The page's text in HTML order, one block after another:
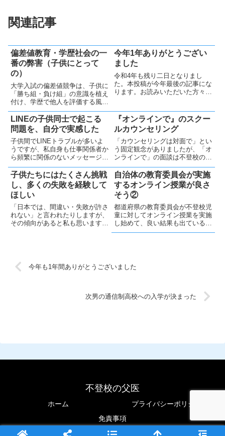
関連記事
偏差値教育・学歴社会の一
番の弊害（子供にとって
の）
大学入試の偏差値競争は、子供に
「勝ち組・負け組」の意識を植え
付け、学歴で他人を評価する風潮
や自己肯定感の低下を招きます。
過度な競争を避け、テストの結果
を「ホドホドに褒める」くらいが
良いと思っています
今年1年ありがとうござい
ました
令和4年も残り二日となりまし
た。本投稿が今年最後の記事にな
ります。お読みいただいた方々、
ので、宜しくお願い致します。9
か月前に始めたブログ息子二人の
不登校をきっかけに、今年4月か
ら...
LINEの子供同士で起こる
問題を、自分で実感した
子供間でLINEトラブルが多いよ
うですが、私自身も仕事関係者か
ら頻繁に関係のないメッセージが
届くという事を経験しました。既
読スルーが問題になることもあ
り、子供達もこのようなストレス
を感じる事を実感しました。
『オンラインで』のスクー
ルカウンセリング
「カウンセリングは対面で」とい
う固定観念がありましたが、「オ
ンラインで」の面談は不登校の子
供に親和性が高く、今後広がるべ
きだと思います。
子供たちにはたくさん挑戦
し、多くの失敗を経験して
ほしい
「日本では、間違い・失敗が許さ
れない」と言われたりしますが、
その傾向があると私も思います。
ラブでも。サッカーでシュートを
外すと大人が怒るから、怒られな
自治体の教育委員会が実施
するオンライン授業が良さ
そう②
都道府県の教育委員会が不登校児
童に対してオンライン授業を実施
し始めて、良い結果も出ている様
です。通信制教育の導入に近く、
今年も1年間ありがとうございました
次男の通信制高校への入学が決まった
不登校の父医
ホーム
プライバシーポリシー
免責事項